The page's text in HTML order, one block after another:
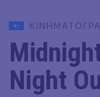
Night